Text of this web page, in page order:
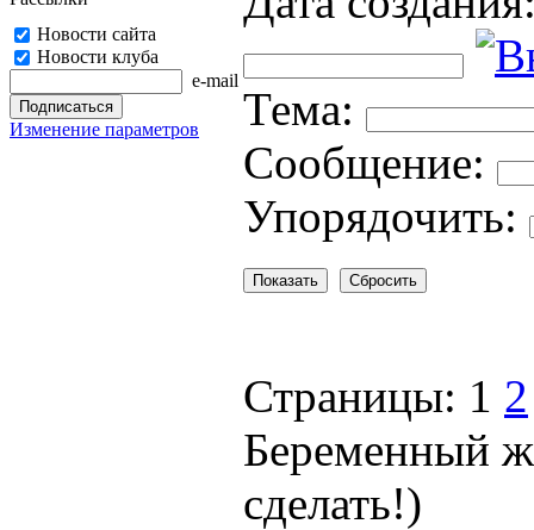
Новости сайта
Новости клуба
e-mail
Изменение параметров
Тема:
Cooбщение:
Упорядочить:
Страницы: 1 2
Беременный
сделать!)